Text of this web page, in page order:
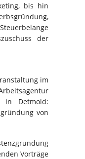
bis hin
der
im
in Detmold:
von
Vorträge